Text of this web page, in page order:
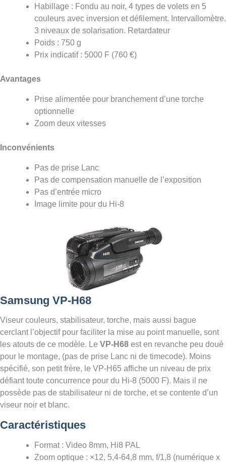
Habillage : Fondu au noir, 4 types de volets en 5
couleurs avec inversion et défilement. Intervallomètre.
3 niveaux de solarisation. Retardateur
Poids : 750 g
Prix indicatif : 5000 F (760 €)
Avantages
Prise alimentée pour branchement d’une torche
optionnelle
Zoom deux vitesses
Inconvénients
Pas de prise Lanc
Pas de compensation manuelle de l’exposition
Pas d’entrée micro
Image limite pour du Hi-8
Samsung VP-H68
Viseur couleurs, stabilisateur, torche, mais aussi bague
cerclant l’objectif pour faciliter la mise au point manuelle, sont
les atouts de ce modèle. Le VP-H68 est en revanche peu doué
pour le montage, (pas de prise Lanc ni de timecode). Moins
spécifié, son petit frère, le VP-H65 affiche un niveau de prix
défiant toute concurrence pour du Hi-8 (5000 F). Mais il ne
possède pas de stabilisateur ni de torche, et se contente d’un
viseur noir et blanc.
Caractéristiques
Format : Video 8mm, Hi8 PAL
Zoom optique : ×12, 5,4-64,8 mm, f/1,8 (numérique x